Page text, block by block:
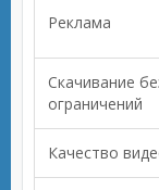
Реклама
Скачивание
ограничений
Качество